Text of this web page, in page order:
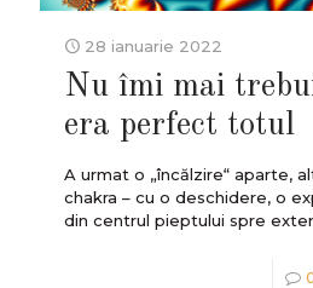
28 ianuarie 2022
Nu îmi mai
era perfect totul
A urmat o „încălzire“ aparte,
chakra – cu o deschidere, o
din centrul pieptului spre